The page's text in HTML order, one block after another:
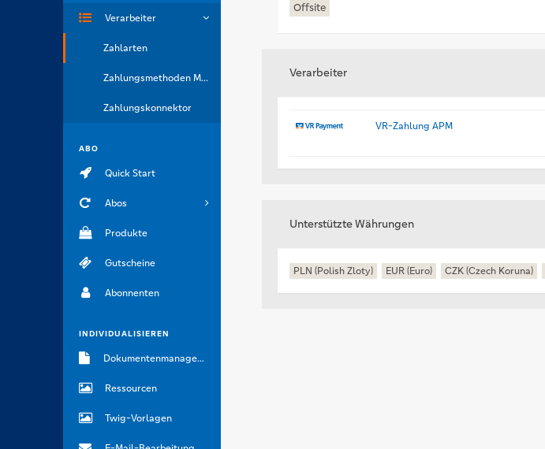
Verarbeiter
Zahlarten
Zahlungsmethoden Marken
Zahlungskonnektor
ABO
Quick Start
Abos
Produkte
Gutscheine
Abonnenten
INDIVIDUALISIEREN
Dokumentenmanagement
Ressourcen
Twig-Vorlagen
Offsite
Verarbeiter
VR-Zahlung APM
Unterstützte Währungen
PLN (Polish Zloty) EUR (Euro) CZK (Czech Koruna)